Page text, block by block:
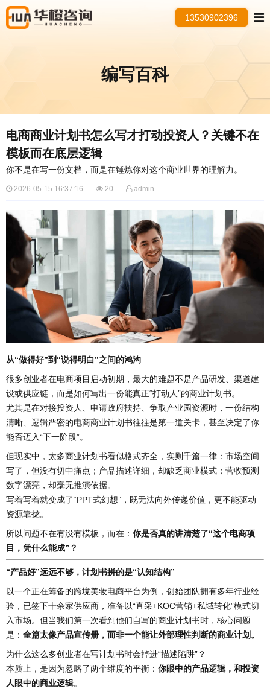
13530902396
编写百科
电商商业计划书怎么写才打动投资人？关键不在
模板而在底层逻辑
你不是在写一份文档，而是在锤炼你对这个商业世界的理解力。
2026-05-15 16:37:16 20 admin
从“做得好”到“说得明白”之间的鸿沟
很多创业者在电商项目启动初期，最大的难题不是产品研发、渠道建
设或供应链，而是如何写出一份能真正“打动人”的商业计划书。
尤其是在对接投资人、申请政府扶持、争取产业园资源时，一份结构
清晰、逻辑严密的电商商业计划书往往是第一道关卡，甚至决定了你
能否迈入“下一阶段”。
但现实中，太多商业计划书看似格式齐全，实则千篇一律：市场空间
写了，但没有切中痛点；产品描述详细，却缺乏商业模式；营收预测
数字漂亮，却毫无推演依据。
写着写着就变成了“PPT式幻想”，既无法向外传递价值，更不能驱动
资源靠拢。
所以问题不在有没有模板，而在： 你是否真的讲清楚了“这个电商项
目，凭什么能成”？
“产品好”远远不够，计划书拼的是“认知结构”
以一个正在筹备的跨境美妆电商平台为例，创始团队拥有多年行业经
验，已签下十余家供应商，准备以“直采+KOC营销+私域转化”模式切
入市场。但当我们第一次看到他们自写的商业计划书时，核心问题
是： 全篇太像产品宣传册，而非一个能让外部理性判断的商业计划。
为什么这么多创业者在写计划书时会掉进“描述陷阱”？
本质上，是因为忽略了两个维度的平衡： 你眼中的产品逻辑，和投资
人眼中的商业逻辑。